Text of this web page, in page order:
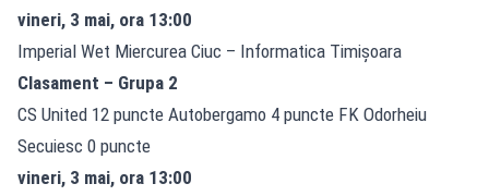
vineri, 3 mai, ora 13:00
Imperial Wet Miercurea Ciuc – Informatica Timișoara
Clasament – Grupa 2
CS United 12 puncte Autobergamo 4 puncte FK Odorheiu
Secuiesc 0 puncte
vineri, 3 mai, ora 13:00